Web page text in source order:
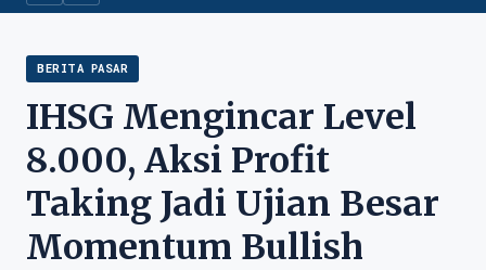
BERITA PASAR
IHSG Mengincar Level
8.000, Aksi Profit
Taking Jadi Ujian Besar
Momentum Bullish